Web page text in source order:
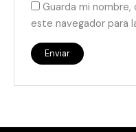
Guarda mi
este navegador para